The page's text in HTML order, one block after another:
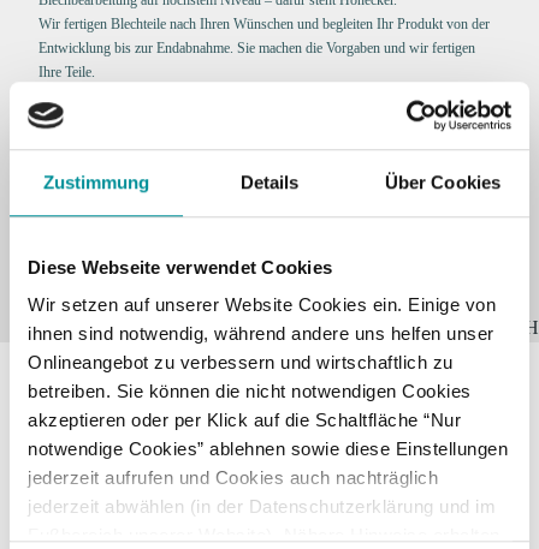
Zustimmung Details Über Cookies
Diese Webseite verwendet Cookies
Wir setzen auf unserer Website Cookies ein. Einige von
ihnen sind notwendig, während andere uns helfen unser
Onlineangebot zu verbessern und wirtschaftlich zu
betreiben. Sie können die nicht notwendigen Cookies
akzeptieren oder per Klick auf die Schaltfläche “Nur
notwendige Cookies” ablehnen sowie diese Einstellungen
jederzeit aufrufen und Cookies auch nachträglich
jederzeit abwählen (in der Datenschutzerklärung und im
Wir fertigen Blechteile nach Ihren Wünschen und begleiten Ihr Produkt von der
Entwicklung bis zur Endabnahme. Sie machen die Vorgaben und wir fertigen
Ihre Teile.
Gerne greifen unsere Kunden bereits in der Planungsphase auf unser
umfassendes Know-how zurück. Höchste Qualität und Zuverlässigkeit erreichen
gewachsenes Familienunternehmen haben wir die Erfahrung um größere Projekte
umzusetzen, sind aber gleichzeitig auch der richtige Partner für einfache
Umformteile in mittleren Losgrößen.
ZAHLEN
FAKTEN